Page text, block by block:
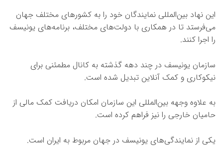
این نهاد بین‌المللی نمایندگان خود را به کشورهای مختلف جهان
می‌فرستد تا در همکاری با دولت‌های مختلف، برنامه‌های یونیسف
را اجرا کنند.
سازمان یونیسف در چند دهه گذشته به کانال مطمئنی برای
نیکوکاری و کمک آنلاین تبدیل شده است.
به علاوه وجهه بین‌المللی این سازمان امکان دریافت کمک مالی از
حامیان خارجی را نیز فراهم کرده است.
یکی از نمایندگی‌های یونیسف در جهان مربوط به ایران است.